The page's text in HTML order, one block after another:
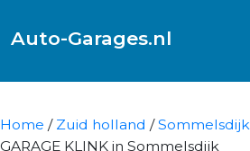
Auto-Garages.nl
Home / Zuid holland /Sommelsdijk
GARAGE KLINK in Sommelsdijk